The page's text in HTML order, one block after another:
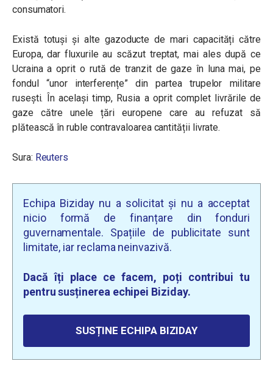
consumatori.
Există totuși și alte gazoducte de mari capacități către
Europa, dar fluxurile au scăzut treptat, mai ales după ce
Ucraina a oprit o rută de tranzit de gaze în luna mai, pe
fondul “unor interferențe” din partea trupelor militare
rusești. În același timp, Rusia a oprit complet livrările de
gaze către unele țări europene care au refuzat să
plătească în ruble contravaloarea cantității livrate.
Sura: Reuters
Echipa Biziday nu a solicitat și nu a acceptat
nicio formă de finanțare din fonduri
guvernamentale. Spațiile de publicitate sunt
limitate, iar reclama neinvazivă.
Dacă îți place ce facem, poți contribui tu
pentru susținerea echipei Biziday.
SUSȚINE ECHIPA BIZIDAY